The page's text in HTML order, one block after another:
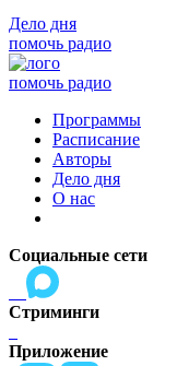
Дело дня
помочь радио
помочь радио
Программы
Расписание
Авторы
Дело дня
О нас
Социальные сети
Стриминги
Приложение